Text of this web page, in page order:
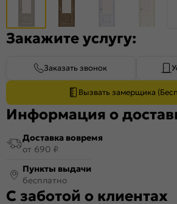
Закажите услугу:
Заказать звонок
Вызвать замерщика
Информация о
Доставка вовремя
от 690 ₽
Пункты выдачи
бесплатно
С заботой о клиентах